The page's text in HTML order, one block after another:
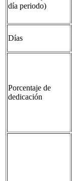
día periodo)
Días
Porcentaje de
dedicación